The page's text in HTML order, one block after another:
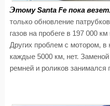
Этому Santa Fe пока
только обновление
газов на пробеге в 197 000
Других проблем с мотором, в
каждые 5000 км, нет.
ремней и роликов